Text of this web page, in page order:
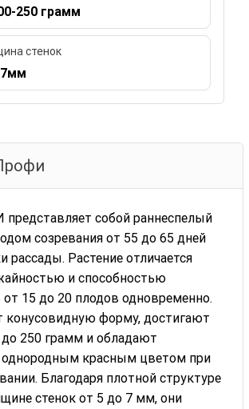
250 грамм
стенок
собой раннеспелый
созревания от 55 до 65 дней
рассады. Растение отличается
и способностью
15 до 20 плодов одновременно.
форму, достигают
250 грамм и обладают
красным цветом при
Благодаря плотной структуре
стенок от 5 до 7 мм, они